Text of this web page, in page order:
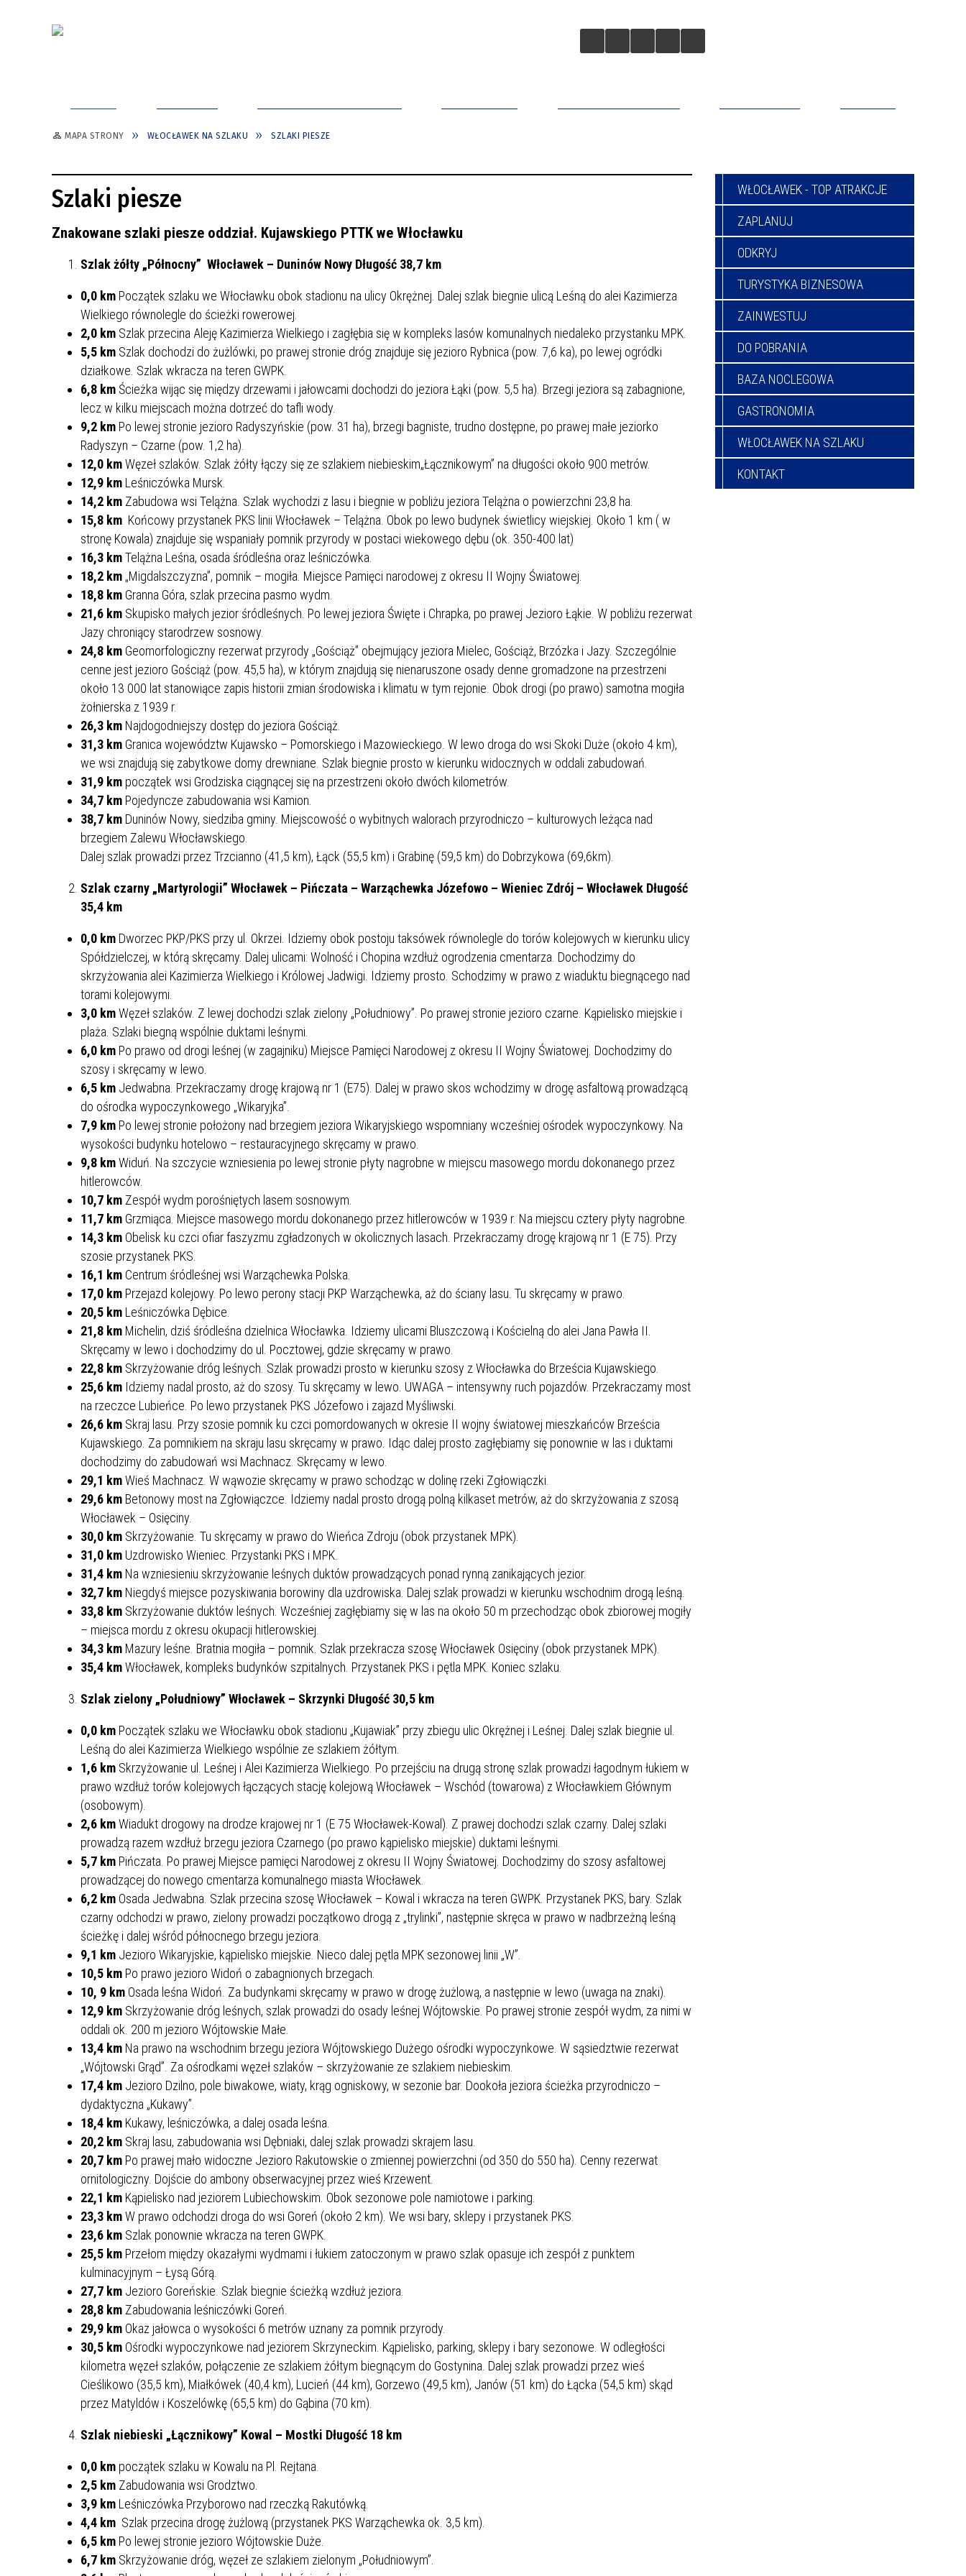
WŁOCŁAWEK W 1 DZIEŃ
POMYSŁY NA ZWIEDZANIE
WŁOCŁAWKA Z DZIEĆMI
WŁOCŁAWEK - TOP ATRAKCJE
SPACERY Z PRZEWODNIKIEM
WŁOWER - ODKRYJ WŁOCŁAWEK NA
ROWERZE MIEJSKIM
REJSY PO ZALEWIE WŁOCŁAWSKIM
WŁOCŁAWEK NA SZLAKU
SPACER SZLAKIEM MURALI
INFORMACJA TURYSTYCZNA
GDZIE ZAPARKOWAĆ?
PRZEMIESZCZANIE SIĘ
TOALETY PUBLICZNE
WŁOCŁAWEK - TOP ATRAKCJE
WŁOCŁAWEK - TOP 30
WŁOCŁAWEK - CITYBREAK
WŁOCŁAWSKI INFORMATOR
ODKRYJ WŁOCŁAWEK - MIASTO
DOBREGO KLIMATU
MAPA STRONY WŁOCŁAWEK NA SZLAKU SZLAKI PIESZE
Szlaki piesze
Znakowane szlaki piesze oddział. Kujawskiego PTTK we Włocławku
Szlak żółty „Północny” Włocławek – Duninów Nowy Długość 38,7 km
0,0 km Początek szlaku we Włocławku obok stadionu na ulicy Okrężnej. Dalej szlak biegnie ulicą Leśną do alei Kazimierza
Wielkiego równolegle do ścieżki rowerowej.
2,0 km Szlak przecina Aleję Kazimierza Wielkiego i zagłębia się w kompleks lasów komunalnych niedaleko przystanku MPK.
5,5 km Szlak dochodzi do żużlówki, po prawej stronie dróg znajduje się jezioro Rybnica (pow. 7,6 ka), po lewej ogródki
działkowe. Szlak wkracza na teren GWPK.
6,8 kmŚcieżka wijąc się między drzewami i jałowcami dochodzi do jeziora Łąki (pow. 5,5 ha). Brzegi jeziora są zabagnione,
lecz w kilku miejscach można dotrzeć do tafli wody.
9,2 km Po lewej stronie jezioro Radyszyńskie (pow. 31 ha), brzegi bagniste, trudno dostępne, po prawej małe jeziorko
Radyszyn – Czarne (pow. 1,2 ha).
12,0 kmWęzeł szlaków. Szlak żółty łączy się ze szlakiem niebieskim„Łącznikowym” na długości około 900 metrów.
12,9 km Leśniczówka Mursk.
14,2 km Zabudowa wsi Telążna. Szlak wychodzi z lasu i biegnie w pobliżu jeziora Telążna o powierzchni 23,8 ha.
15,8 km Końcowy przystanek PKS linii Włocławek – Telążna. Obok po lewo budynek świetlicy wiejskiej. Około 1 km ( w
stronę Kowala) znajduje się wspaniały pomnik przyrody w postaci wiekowego dębu (ok. 350-400 lat)
16,3 kmTelążna Leśna, osada śródleśna oraz leśniczówka.
18,2 km „Migdalszczyzna”, pomnik – mogiła. Miejsce Pamięci narodowej z okresu II Wojny Światowej.
18,8 km Granna Góra, szlak przecina pasmo wydm.
21,6 km Skupisko małych jezior śródleśnych. Po lewej jeziora Święte i Chrapka, po prawej Jezioro Łąkie. W pobliżu rezerwat
Jazy chroniący starodrzew sosnowy.
24,8 km Geomorfologiczny rezerwat przyrody „Gościąż” obejmujący jeziora Mielec, Gościąż, Brzózka i Jazy. Szczególnie
cenne jest jezioro Gościąż (pow. 45,5 ha), w którym znajdują się nienaruszone osady denne gromadzone na przestrzeni
około 13 000 lat stanowiące zapis historii zmian środowiska i klimatu w tym rejonie. Obok drogi (po prawo) samotna mogiła
żołnierska z 1939 r.
26,3 km Najdogodniejszy dostęp do jeziora Gościąż.
31,3 km Granica województw Kujawsko – Pomorskiego i Mazowieckiego. W lewo droga do wsi Skoki Duże (około 4 km),
we wsi znajdują się zabytkowe domy drewniane. Szlak biegnie prosto w kierunku widocznych w oddali zabudowań.
31,9 km początek wsi Grodziska ciągnącej się na przestrzeni około dwóch kilometrów.
34,7 km Pojedyncze zabudowania wsi Kamion.
38,7 km Duninów Nowy, siedziba gminy. Miejscowość o wybitnych walorach przyrodniczo – kulturowych leżąca nad
brzegiem Zalewu Włocławskiego.
Dalej szlak prowadzi przez Trzcianno (41,5 km), Łąck (55,5 km) i Grabinę (59,5 km) do Dobrzykowa (69,6km).
Szlak czarny „Martyrologii” Włocławek – Pińczata – Warząchewka Józefowo – Wieniec Zdrój – Włocławek Długość
35,4 km
0,0 km Dworzec PKP/PKS przy ul. Okrzei. Idziemy obok postoju taksówek równolegle do torów kolejowych w kierunku ulicy
Spółdzielczej, w którą skręcamy. Dalej ulicami: Wolność i Chopina wzdłuż ogrodzenia cmentarza. Dochodzimy do
skrzyżowania alei Kazimierza Wielkiego i Królowej Jadwigi. Idziemy prosto. Schodzimy w prawo z wiaduktu biegnącego nad
torami kolejowymi.
3,0 kmWęzeł szlaków. Z lewej dochodzi szlak zielony „Południowy”. Po prawej stronie jezioro czarne. Kąpielisko miejskie i
plaża. Szlaki biegną wspólnie duktami leśnymi.
6,0 km Po prawo od drogi leśnej (w zagajniku) Miejsce Pamięci Narodowej z okresu II Wojny Światowej. Dochodzimy do
szosy i skręcamy w lewo.
6,5 km Jedwabna. Przekraczamy drogę krajową nr 1 (E75). Dalej w prawo skos wchodzimy w drogę asfaltową prowadzącą
do ośrodka wypoczynkowego „Wikaryjka”.
7,9 km Po lewej stronie położony nad brzegiem jeziora Wikaryjskiego wspomniany wcześniej ośrodek wypoczynkowy. Na
wysokości budynku hotelowo – restauracyjnego skręcamy w prawo.
9,8 kmWiduń. Na szczycie wzniesienia po lewej stronie płyty nagrobne w miejscu masowego mordu dokonanego przez
hitlerowców.
10,7 km Zespół wydm porośniętych lasem sosnowym.
11,7 km Grzmiąca. Miejsce masowego mordu dokonanego przez hitlerowców w 1939 r. Na miejscu cztery płyty nagrobne.
14,3 km Obelisk ku czci ofiar faszyzmu zgładzonych w okolicznych lasach. Przekraczamy drogę krajową nr 1 (E 75). Przy
szosie przystanek PKS.
16,1 km Centrum śródleśnej wsi Warząchewka Polska.
17,0 km Przejazd kolejowy. Po lewo perony stacji PKP Warząchewka, aż do ściany lasu. Tu skręcamy w prawo.
20,5 km Leśniczówka Dębice.
21,8 km Michelin, dziś śródleśna dzielnica Włocławka. Idziemy ulicami Bluszczową i Kościelną do alei Jana Pawła II.
Skręcamy w lewo i dochodzimy do ul. Pocztowej, gdzie skręcamy w prawo.
22,8 km Skrzyżowanie dróg leśnych. Szlak prowadzi prosto w kierunku szosy z Włocławka do Brześcia Kujawskiego.
25,6 km Idziemy nadal prosto, aż do szosy. Tu skręcamy w lewo. UWAGA – intensywny ruch pojazdów. Przekraczamy most
na rzeczce Lubieńce. Po lewo przystanek PKS Józefowo i zajazd Myśliwski.
26,6 km Skraj lasu. Przy szosie pomnik ku czci pomordowanych w okresie II wojny światowej mieszkańców Brześcia
Kujawskiego. Za pomnikiem na skraju lasu skręcamy w prawo. Idąc dalej prosto zagłębiamy się ponownie w las i duktami
dochodzimy do zabudowań wsi Machnacz. Skręcamy w lewo.
29,1 kmWieś Machnacz. W wąwozie skręcamy w prawo schodząc w dolinę rzeki Zgłowiączki.
29,6 km Betonowy most na Zgłowiączce. Idziemy nadal prosto drogą polną kilkaset metrów, aż do skrzyżowania z szosą
Włocławek – Osięciny.
30,0 km Skrzyżowanie. Tu skręcamy w prawo do Wieńca Zdroju (obok przystanek MPK).
31,0 km Uzdrowisko Wieniec. Przystanki PKS i MPK.
31,4 km Na wzniesieniu skrzyżowanie leśnych duktów prowadzących ponad rynną zanikających jezior.
32,7 km Niegdyś miejsce pozyskiwania borowiny dla uzdrowiska. Dalej szlak prowadzi w kierunku wschodnim drogą leśną.
33,8 km Skrzyżowanie duktów leśnych. Wcześniej zagłębiamy się w las na około 50 m przechodząc obok zbiorowej mogiły
– miejsca mordu z okresu okupacji hitlerowskiej.
34,3 km Mazury leśne. Bratnia mogiła – pomnik. Szlak przekracza szosę Włocławek Osięciny (obok przystanek MPK).
35,4 kmWłocławek, kompleks budynków szpitalnych. Przystanek PKS i pętla MPK. Koniec szlaku.
Szlak zielony „Południowy” Włocławek – Skrzynki Długość 30,5 km
0,0 km Początek szlaku we Włocławku obok stadionu „Kujawiak” przy zbiegu ulic Okrężnej i Leśnej. Dalej szlak biegnie ul.
Leśną do alei Kazimierza Wielkiego wspólnie ze szlakiem żółtym.
1,6 km Skrzyżowanie ul. Leśnej i Alei Kazimierza Wielkiego. Po przejściu na drugą stronę szlak prowadzi łagodnym łukiem w
prawo wzdłuż torów kolejowych łączących stację kolejową Włocławek – Wschód (towarowa) z Włocławkiem Głównym
(osobowym).
2,6 kmWiadukt drogowy na drodze krajowej nr 1 (E 75 Włocławek-Kowal). Z prawej dochodzi szlak czarny. Dalej szlaki
prowadzą razem wzdłuż brzegu jeziora Czarnego (po prawo kąpielisko miejskie) duktami leśnymi.
5,7 km Pińczata. Po prawej Miejsce pamięci Narodowej z okresu II Wojny Światowej. Dochodzimy do szosy asfaltowej
prowadzącej do nowego cmentarza komunalnego miasta Włocławek.
6,2 km Osada Jedwabna. Szlak przecina szosę Włocławek – Kowal i wkracza na teren GWPK. Przystanek PKS, bary. Szlak
czarny odchodzi w prawo, zielony prowadzi początkowo drogą z „trylinki”, następnie skręca w prawo w nadbrzeżną leśną
ścieżkę i dalej wśród północnego brzegu jeziora.
9,1 km Jezioro Wikaryjskie, kąpielisko miejskie. Nieco dalej pętla MPK sezonowej linii „W”.
10,5 km Po prawo jezioro Widoń o zabagnionych brzegach.
10, 9 km Osada leśna Widoń. Za budynkami skręcamy w prawo w drogę żużlową, a następnie w lewo (uwaga na znaki).
12,9 km Skrzyżowanie dróg leśnych, szlak prowadzi do osady leśnej Wójtowskie. Po prawej stronie zespół wydm, za nimi w
oddali ok. 200 m jezioro Wójtowskie Małe.
13,4 km Na prawo na wschodnim brzegu jeziora Wójtowskiego Dużego ośrodki wypoczynkowe. W sąsiedztwie rezerwat
„Wójtowski Grąd”. Za ośrodkami węzeł szlaków – skrzyżowanie ze szlakiem niebieskim.
17,4 km Jezioro Dzilno, pole biwakowe, wiaty, krąg ogniskowy, w sezonie bar. Dookoła jeziora ścieżka przyrodniczo –
dydaktyczna „Kukawy”.
18,4 km Kukawy, leśniczówka, a dalej osada leśna.
20,2 km Skraj lasu, zabudowania wsi Dębniaki, dalej szlak prowadzi skrajem lasu.
20,7 km Po prawej mało widoczne Jezioro Rakutowskie o zmiennej powierzchni (od 350 do 550 ha). Cenny rezerwat
ornitologiczny. Dojście do ambony obserwacyjnej przez wieś Krzewent.
22,1 km Kąpielisko nad jeziorem Lubiechowskim. Obok sezonowe pole namiotowe i parking.
23,3 kmW prawo odchodzi droga do wsi Goreń (około 2 km). We wsi bary, sklepy i przystanek PKS.
23,6 km Szlak ponownie wkracza na teren GWPK.
25,5 km Przełom między okazałymi wydmami i łukiem zatoczonym w prawo szlak opasuje ich zespół z punktem
kulminacyjnym – Łysą Górą.
27,7 km Jezioro Goreńskie. Szlak biegnie ścieżką wzdłuż jeziora.
28,8 km Zabudowania leśniczówki Goreń.
29,9 km Okaz jałowca o wysokości 6 metrów uznany za pomnik przyrody.
30,5 km Ośrodki wypoczynkowe nad jeziorem Skrzyneckim. Kąpielisko, parking, sklepy i bary sezonowe. W odległości
kilometra węzeł szlaków, połączenie ze szlakiem żółtym biegnącym do Gostynina. Dalej szlak prowadzi przez wieś
Cieślikowo (35,5 km), Miałkówek (40,4 km), Lucień (44 km), Gorzewo (49,5 km), Janów (51 km) do Łącka (54,5 km) skąd
przez Matyldów i Koszelówkę (65,5 km) do Gąbina (70 km).
Szlak niebieski „Łącznikowy” Kowal – Mostki Długość 18 km
0,0 km początek szlaku w Kowalu na Pl. Rejtana.
2,5 km Zabudowania wsi Grodztwo.
3,9 km Leśniczówka Przyborowo nad rzeczką Rakutówką.
4,4 km Szlak przecina drogę żużlową (przystanek PKS Warząchewka ok. 3,5 km).
6,5 km Po lewej stronie jezioro Wójtowskie Duże.
6,7 km Skrzyżowanie dróg, węzeł ze szlakiem zielonym „Południowym”.
WŁOCŁAWEK - TOP ATRAKCJE
ZAPLANUJ
ODKRYJ
TURYSTYKA BIZNESOWA
ZAINWESTUJ
DO POBRANIA
BAZA NOCLEGOWA
GASTRONOMIA
WŁOCŁAWEK NA SZLAKU
KONTAKT